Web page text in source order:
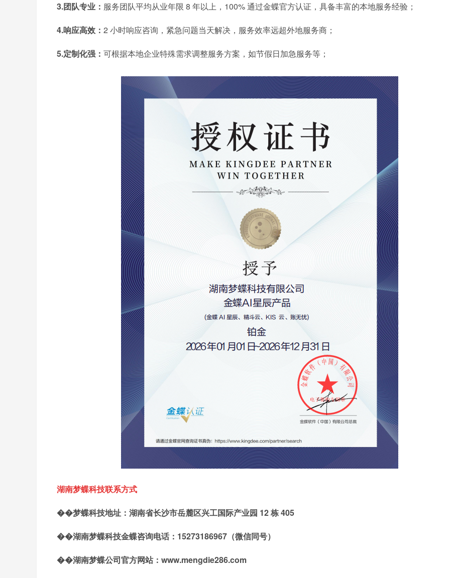
3.团队专业： 服务团队平均从业年限 8 年以上，100% 通过金蝶官方认证，具备丰富的本地服务经验；
4.响应高效： 2 小时响应咨询，紧急问题当天解决，服务效率远超外地服务商；
5.定制化强： 可根据本地企业特殊需求调整服务方案，如节假日加急服务等；
湖南梦蝶科技联系方式
��梦蝶科技地址：湖南省长沙市岳麓区兴工国际产业园 12 栋 405
��湖南梦蝶科技金蝶咨询电话：15273186967（微信同号）
��湖南梦蝶公司官方网站：www.mengdie286.com